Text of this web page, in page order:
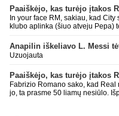
laimėti La Liga. Dabar vėl gavo
nereikia mums jo, senas ir t.t.
be kvailų nereikia, nenorim ir t.t.
In your face RM, sakiau, kad
klubo aplinka (šiuo atveju Pepa)
Super
Anapilin iškeliavo L. Messi
Uzuojauta
Fabrizio Romano sako, kad
jo, ta prasme 50 liamų nesiūlo.